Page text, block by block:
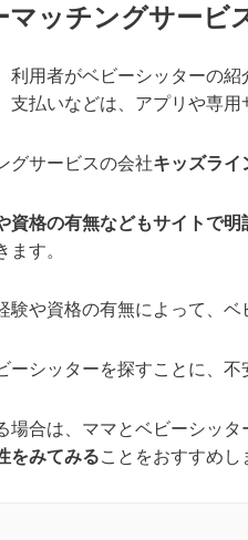
ッチングサービ
利用者がベビーシッターの紹
支払いなどは、アプリや専
グサービスの会社キッズライ
資格の有無などもサイトで明
ます。
験や資格の有無によって、
ーシッターを探すことに、
場合は、ママとベビーシッタ
をみてみることをおすすめし